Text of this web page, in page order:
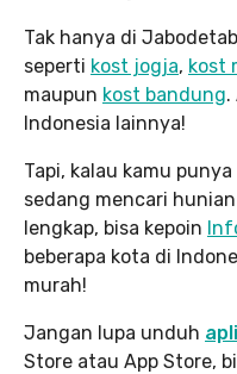
Tak hanya di
seperti kost jogja, kost
maupun kost bandung.
Indonesia lainnya!
Tapi, kalau kamu
sedang mencari
lengkap, bisa kepoin
beberapa kota di
murah!
Jangan lupa unduh
Store atau App Store,